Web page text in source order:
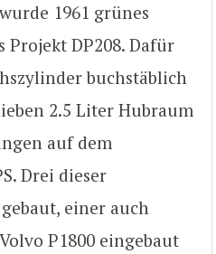
1961 grünes
Projekt DP208. Dafür
buchstäblich
2.5 Liter Hubraum
auf dem
Drei dieser
einer auch
P1800 eingebaut